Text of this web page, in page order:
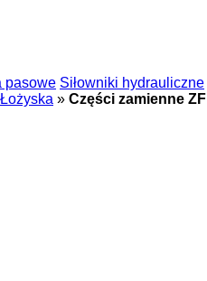
pasowe Siłowniki hydrauliczne
Łożyska » Części zamienne ZF